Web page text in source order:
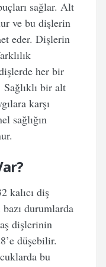
sağlar. Alt
ve bu dişlerin
eder. Dişlerin
her bir
bir alt
karşı
sağlığın
kalıcı diş
durumlarda
dişlerinin
düşebilir.
bu